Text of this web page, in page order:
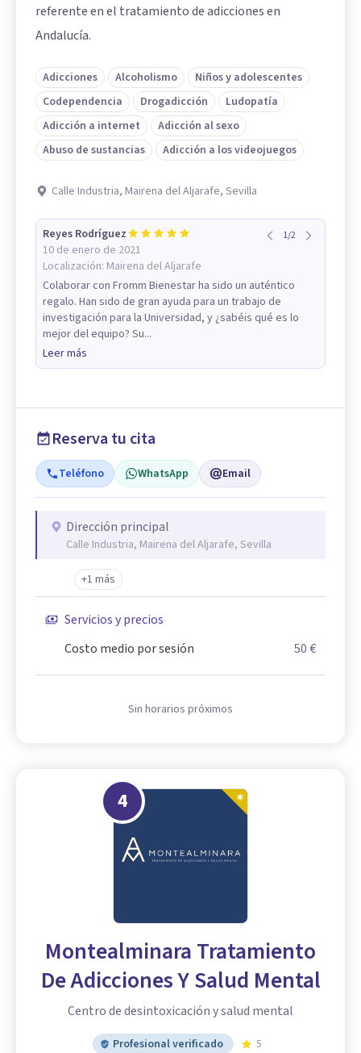
referente en el tratamiento de adicciones en
Andalucía.
Adicciones Alcoholismo
Niños y adolescentes
Codependencia
Drogadicción
Ludopatía
Adicción a internet
Adicción al sexo
Abuso de sustancias
Adicción a los videojuegos
Calle Industria, Mairena del Aljarafe, Sevilla
Reyes Rodríguez
10 de enero de 2021
Localización: Mairena del Aljarafe
1/2
Colaborar con Fromm Bienestar ha sido un auténtico
regalo. Han sido de gran ayuda para un trabajo de
investigación para la Universidad, y ¿sabéis qué es lo
mejor del equipo? Su...
Leer más
Reserva tu cita
Teléfono WhatsApp Email
Dirección principal
Calle Industria, Mairena del Aljarafe, Sevilla
+1 más
Servicios y precios
Costo medio por sesión
50 €
Sin horarios próximos
4
Montealminara Tratamiento
De Adicciones Y Salud Mental
Centro de desintoxicación y salud mental
Profesional verificado 5